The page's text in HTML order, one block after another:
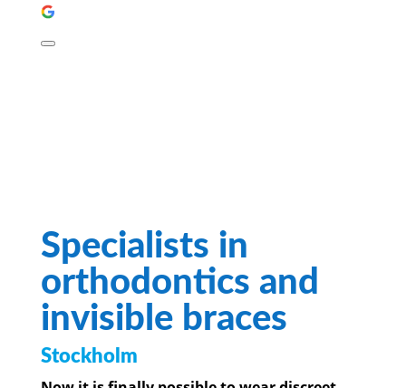
Specialists in
orthodontics and
invisible braces
Stockholm